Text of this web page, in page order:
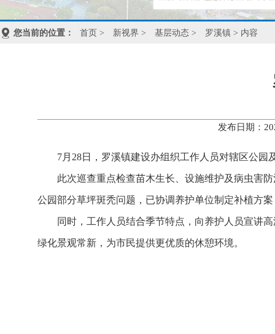
您当前的位置： 首页 > 新视界 > 基层动态 > 罗溪镇 > 内容
发布日期：
7月28日，罗溪镇建设办组织工作人员对辖区公
此次巡查重点检查苗木生长、设施维护及病虫害
公园部分草坪斑秃问题，已协调养护单位制定补植方
同时，工作人员结合季节特点，向养护人员宣讲
绿化景观常新，为市民提供更优质的休憩环境。